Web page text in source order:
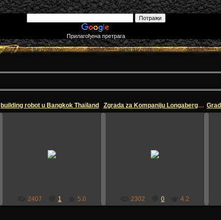
Прилагођена претрага
building robot u Bangkok Thaïland
2407 1 5.0
Zgrada za Kompaniju Longaberger sve birovi
2302 0 4.2